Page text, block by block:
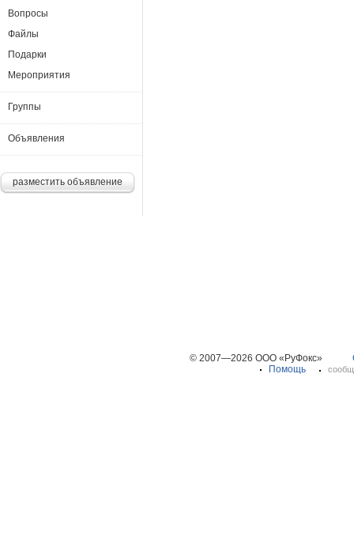
Вопросы
Файлы
Подарки
Мероприятия
Группы
Объявления
разместить объявление
© 2007—2026 ООО «РуФокс»
Помощь